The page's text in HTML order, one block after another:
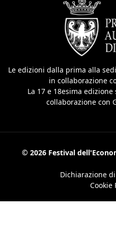
Le edizioni dalla prima alla
in collaborazione
La 17 e 18esima
collaborazione con
© 2026 Festival
Dichiarazione
Cookie